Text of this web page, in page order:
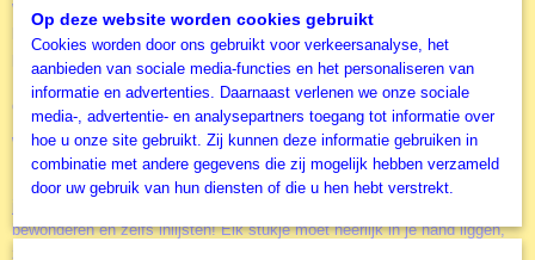
Waarom zou je aan een puzzel werken als je er geen plezier in hebt?! Het
leggen van een legpuzzel kost veel tijd, dus de hele ervaring, van de
puzzel zelf tot en met de afbeelding, moet leuk en onderhoudend zijn!
Uiteindelijk moet je zeggen: " Ik heb echt genoten van het werken aan
deze Prachtige Storm puzzel! ", en niet met een bittere nasmaak!
Wat maakt ENJOY Puzzle zo leuk?
Legpuzzels moeten vanaf het allereerste moment een vonk opwekken en
bewonderen en zelfs inlijsten! Elk stukje moet heerlijk in je hand liggen,
zodat je er moeilijk vanaf kunt blijven als je eenmaal aan de puzzel
Op deze website worden cookies gebruikt
Cookies worden door ons gebruikt voor verkeersanalyse, het
aanbieden van sociale media-functies en het personaliseren van
informatie en advertenties. Daarnaast verlenen we onze sociale
media-, advertentie- en analysepartners toegang tot informatie over
hoe u onze site gebruikt. Zij kunnen deze informatie gebruiken in
combinatie met andere gegevens die zij mogelijk hebben verzameld
door uw gebruik van hun diensten of die u hen hebt verstrekt.